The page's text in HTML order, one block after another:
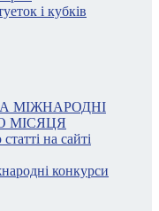
і кубків
МІЖНАРОДНІ
МІСЯЦЯ
на сайті
конкурси